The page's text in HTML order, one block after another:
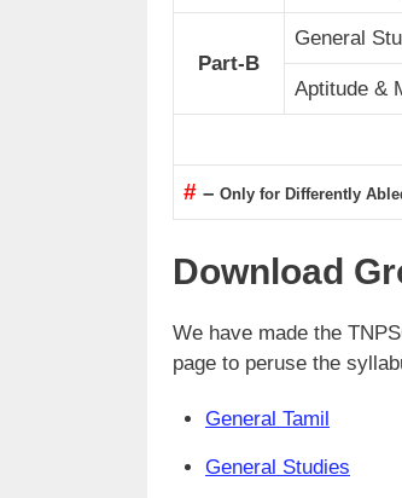
Part-B
General
Aptitude &
# – Only for Differently
Download
We have made the
page to peruse the
General Tamil
General Studies